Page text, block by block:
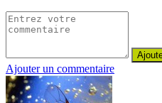
Ajouter un commentaire